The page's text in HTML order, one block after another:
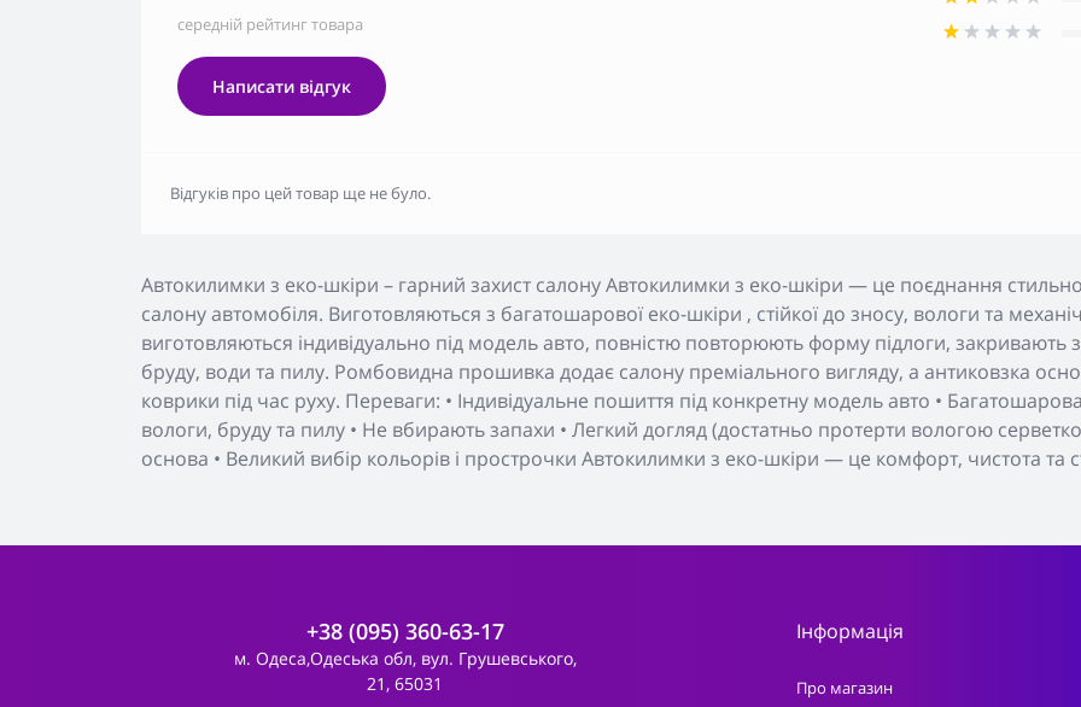
Автокилимки з еко-шкіри – гарний захист салону Автокилимки з еко-шкіри — це поєднання
салону автомобіля. Виготовляються з багатошарової еко-шкіри , стійкої до зносу, вологи та
виготовляються індивідуально під модель авто, повністю повторюють форму підлоги, закривають
бруду, води та пилу. Ромбовидна прошивка додає салону преміального вигляду, а антиковзка
коврики під час руху. Переваги: • Індивідуальне пошиття під конкретну модель авто •
вологи, бруду та пилу • Не вбирають запахи • Легкий догляд (достатньо протерти вологою
основа • Великий вибір кольорів і прострочки Автокилимки з еко-шкіри — це комфорт, чистота та
середній рейтинг товара
Написати відгук
Відгуків про цей товар ще не було.
+38 (095) 360-63-17
м. Одеса,Одеська обл, вул. Грушевського,
21, 65031
Інформація
Про магазин